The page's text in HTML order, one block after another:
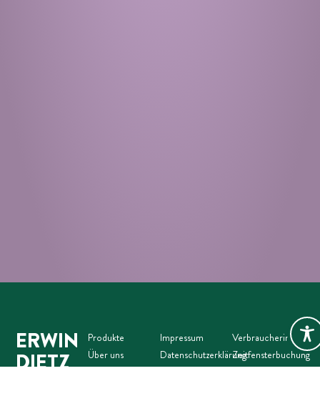
ERWIN
DIETZ
Produkte
Über uns
Impressum
DatenschutzerklärungZeitfensterbuchung